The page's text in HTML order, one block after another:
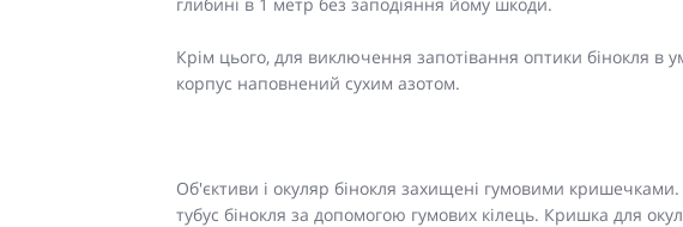
Крім цього, для виключення запотівання оптики бінокля в
корпус наповнений сухим азотом.
Об'єктиви і окуляр бінокля захищені гумовими
тубус бінокля за допомогою гумових кілець. Кришка для